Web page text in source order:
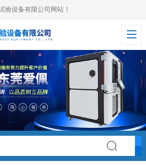
验设备有限公司网站！